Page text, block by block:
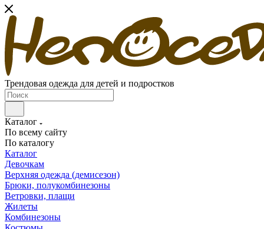
Трендовая одежда для детей и подростков
Каталог
По всему сайту
По каталогу
Каталог
Девочкам
Верхняя одежда (демисезон)
Брюки, полукомбинезоны
Ветровки, плащи
Жилеты
Комбинезоны